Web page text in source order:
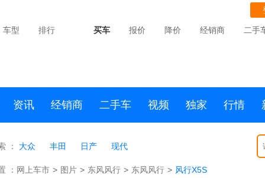
车型 排行 买车 报价 降价 经销商 二手
资讯 经销商 二手车 视频 独家 行情
： 大众 丰田 日产 现代
： 网上车市 > 图片 > 东风风行 > 东风风行 > 风行X5S